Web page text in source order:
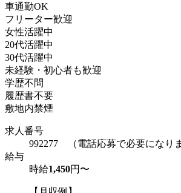
車通勤OK
フリーター歓迎
女性活躍中
20代活躍中
30代活躍中
未経験・初心者も歓迎
学歴不問
履歴書不要
敷地内禁煙
求人番号
992277 （電話応募で必要になり
給与
時給1,450円〜